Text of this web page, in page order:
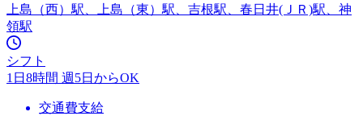
上島（西）駅、上島（東）駅、吉根駅、春日井(ＪＲ)駅、神
領駅
シフト
1日8時間 週5日からOK
交通費支給